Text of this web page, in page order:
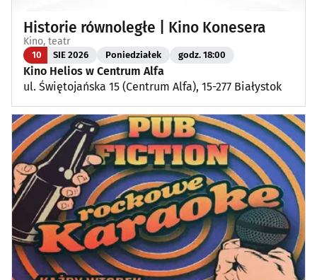
Historie równoległe | Kino Konesera
Kino, teatr
10 SIE 2026 Poniedziałek godz. 18:00
Kino Helios w Centrum Alfa
ul. Świętojańska 15 (Centrum Alfa), 15-277 Białystok